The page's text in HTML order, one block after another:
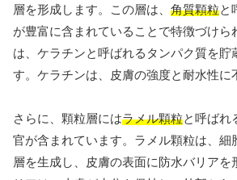
層を形成します。この層は、 角質顆粒と
が豊富に含まれていることで特徴づけら
は、ケラチンと呼ばれるタンパク質を貯
す。ケラチンは、皮膚の強度と耐水性に
さらに、顆粒層にはラメル顆粒と呼ばれ
官が含まれています。ラメル顆粒は、細
層を生成し、皮膚の表面に防水バリアを